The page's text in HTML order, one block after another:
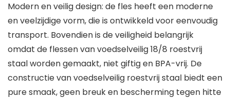
Modern en veilig design: de fles heeft een moderne
en veelzijdige vorm, die is ontwikkeld voor eenvoudig
transport. Bovendien is de veiligheid belangrijk
omdat de flessen van voedselveilig 18/8 roestvrij
staal worden gemaakt, niet giftig en BPA-vrij. De
constructie van voedselveilig roestvrij staal biedt een
pure smaak, geen breuk en bescherming tegen hitte